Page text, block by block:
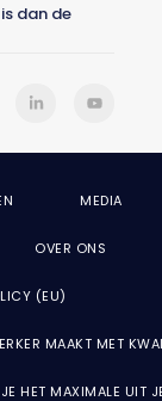
dan de
MEDIA
OVER ONS
(EU)
MAAKT MET
HET MAXIMALE UIT